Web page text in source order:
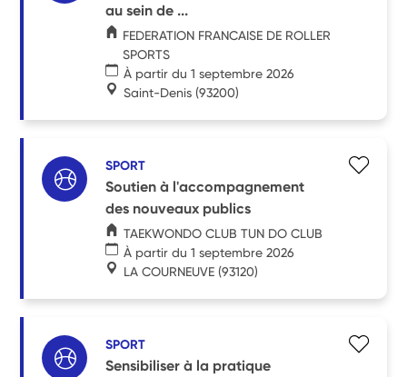
au sein de ...
FEDERATION FRANCAISE DE ROLLER
SPORTS
À partir du 1 septembre 2026
Saint-Denis (93200)
SPORT
Soutien à l'accompagnement
des nouveaux publics
TAEKWONDO CLUB TUN DO CLUB
À partir du 1 septembre 2026
LA COURNEUVE (93120)
SPORT
Sensibiliser à la pratique